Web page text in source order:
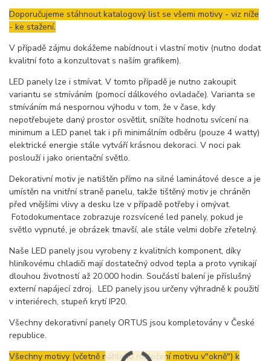
Doporučujeme stáhnout katalogový list se všemi motivy - viz níže
- ke stažení.
V případě zájmu dokážeme nabídnout i vlastní motiv (nutno dodat
kvalitní foto a konzultovat s naším grafikem).
LED panely lze i stmívat. V tomto případě je nutno zakoupit
variantu se stmíváním (pomocí dálkového ovladače). Varianta se
stmíváním má nespornou výhodu v tom, že v čase, kdy
nepotřebujete daný prostor osvětlit, snížíte hodnotu svícení na
minimum a LED panel tak i při minimálním odběru (pouze 4 watty)
elektrické energie stále vytváří krásnou dekoraci. V noci pak
poslouží i jako orientační světlo.
Dekorativní motiv je natištěn přímo na silné laminátové desce a je
umístěn na vnitřní straně panelu, takže tištěný motiv je chráněn
před vnějšími vlivy a desku lze v případě potřeby i omývat.
Fotodokumentace zobrazuje rozsvícené led panely, pokud je
světlo vypnuté, je obrázek tmavší, ale stále velmi dobře zřetelný.
Naše LED panely jsou vyrobeny z kvalitních komponent, díky
hliníkovému chladiči mají dostatečný odvod tepla a proto vynikají
dlouhou životností až 20.000 hodin. Součástí balení je příslušný
externí napájecí zdroj. LED panely jsou určeny výhradně k použití
v interiérech, stupeň krytí IP20.
Všechny dekorativní panely ORTUS jsou kompletovány v České
republice.
Všechny motivy (včetně náhledu rozložení motivu v"okně") k